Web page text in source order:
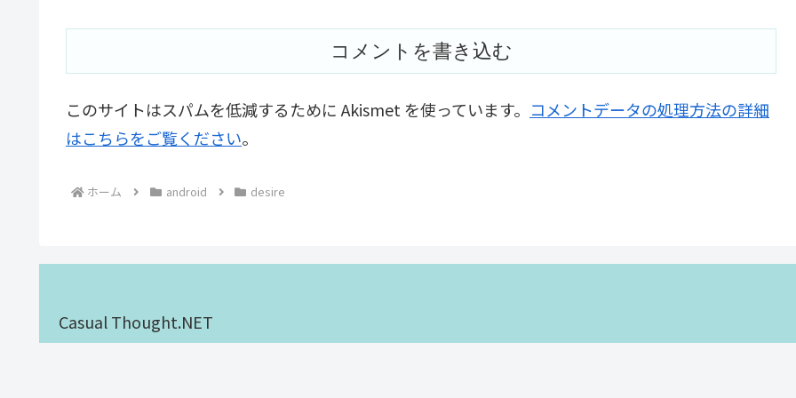
コメントを書き込む
このサイトはスパムを低減するために Akismet を使っています。 コメントデータの処理方法の詳細
はこちらをご覧ください。
ホーム android desire
Casual Thought.NET